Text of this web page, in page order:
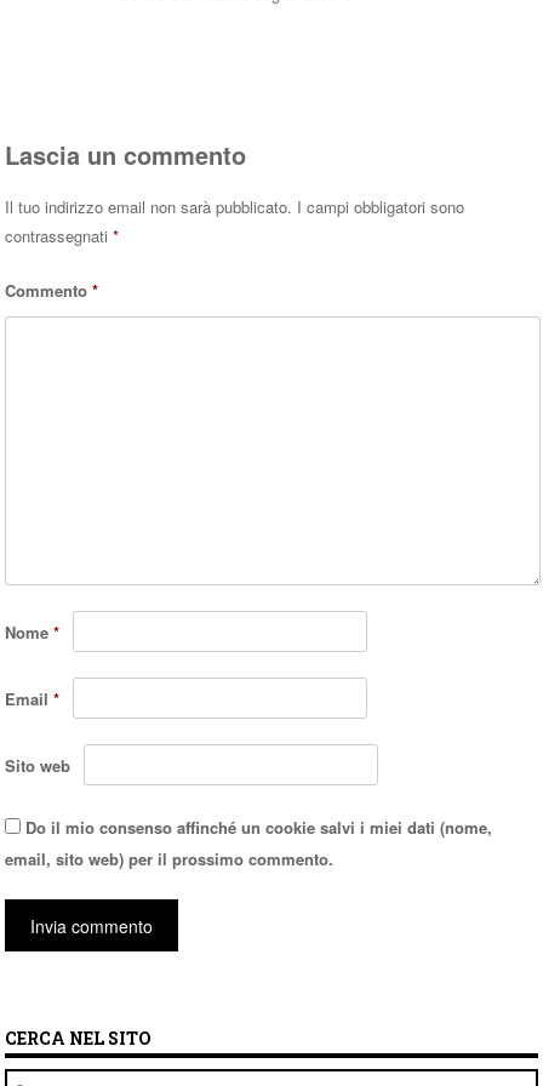
Lascia un commento
Il tuo indirizzo email non sarà pubblicato. I campi obbligatori sono
contrassegnati*
Commento*
Nome*
Email*
Sito web
Do il mio consenso affinché un cookie salvi i miei dati (nome,
email, sito web) per il prossimo commento.
CERCA NEL SITO
Cerca